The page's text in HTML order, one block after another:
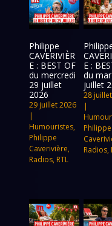
Philippe
CAVERIVIÈR
E : BEST OF
du mercredi
29 juillet
2026
29 juillet 2026
|
Humouristes,
Philippe
Caverivière,
Radios, RTL
E :
du
juillet
28
|
Philippe
Radios,